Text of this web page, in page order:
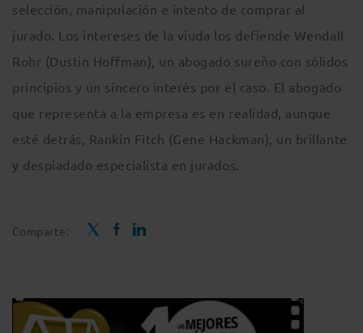
selección, manipulación e intento de comprar al
jurado. Los intereses de la viuda los defiende Wendall
Rohr (Dustin Hoffman), un abogado sureño con sólidos
principios y un sincero interés por el caso. El abogado
que representa a la empresa es en realidad, aunque
esté detrás, Rankin Fitch (Gene Hackman), un brillante
y despiadado especialista en jurados.
Comparte: